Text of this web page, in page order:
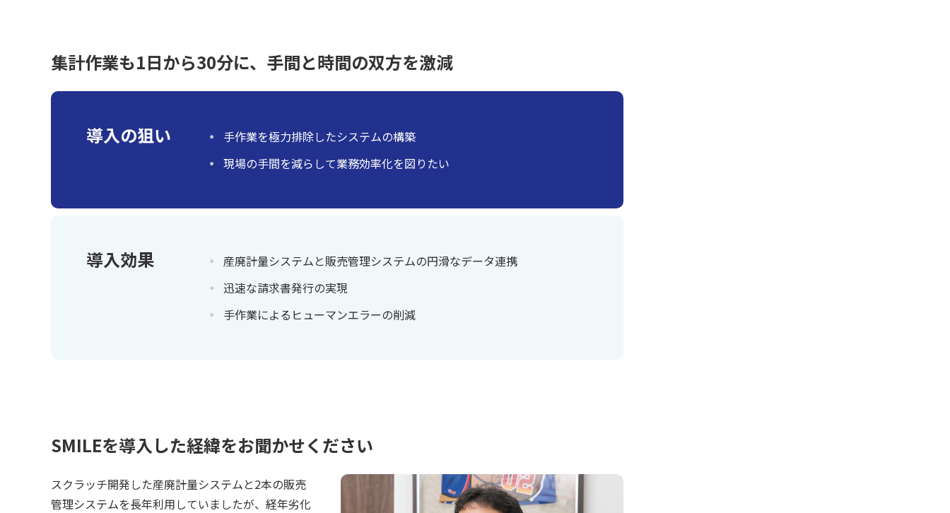
集計作業も1日から30分に、手間と時間の双方を激減
導入の狙い
手作業を極力排除したシステムの構築
現場の手間を減らして業務効率化を図りたい
導入効果
産廃計量システムと販売管理システムの円滑なデータ連携
迅速な請求書発行の実現
手作業によるヒューマンエラーの削減
SMILEを導入した経緯をお聞かせください
スクラッチ開発した産廃計量システムと2本の販売
管理システムを長年利用していましたが、経年劣化